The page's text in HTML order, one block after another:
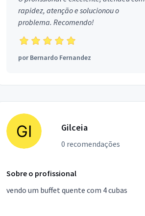
rapidez, atenção e solucionou o
problema. Recomendo!
porBernardo Fernandez
Gilceia
0 recomendações
Sobre o profissional
vendo um buffet quente com 4 cubas